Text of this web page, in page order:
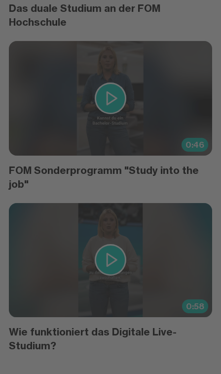
Das duale Studium an der FOM
Hochschule
0:46
FOM Sonderprogramm "Study into the
job"
0:58
Wie funktioniert das Digitale Live-
Studium?